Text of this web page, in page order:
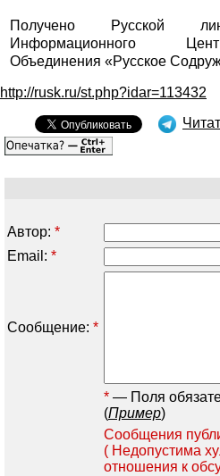
Получено Русской
Информационного
Объединения «Русское
http://rusk.ru/st.php?idar=113432
Автор: *
Email: *
Сообщение: *
* — Поля
(Пример)
Сообщения
( Недопустима
отношения к